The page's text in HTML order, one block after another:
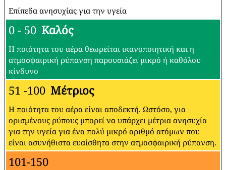
Επίπεδα ανησυχίας για την υγεία
0 - 50 Καλός
Η ποιότητα του αέρα θεωρείται ικανοποιητική και η
ατμοσφαιρική ρύπανση παρουσιάζει μικρό ή καθόλου
κίνδυνο
51 -100 Μέτριος
Η ποιότητα του αέρα είναι αποδεκτή. Ωστόσο, για
ορισμένους ρύπους μπορεί να υπάρχει μέτρια ανησυχία
για την υγεία για ένα πολύ μικρό αριθμό ατόμων που
είναι ασυνήθιστα ευαίσθητα στην ατμοσφαιρική ρύπανση.
101-150